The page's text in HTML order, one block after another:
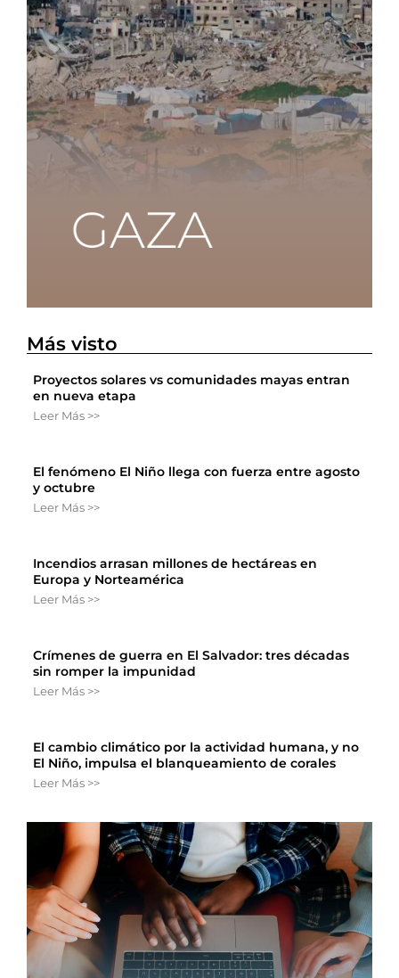
Más visto
Proyectos solares vs comunidades mayas entran
en nueva etapa
Leer Más >>
El fenómeno El Niño llega con fuerza entre agosto
y octubre
Leer Más >>
Incendios arrasan millones de hectáreas en
Europa y Norteamérica
Leer Más >>
Crímenes de guerra en El Salvador: tres décadas
sin romper la impunidad
Leer Más >>
El cambio climático por la actividad humana, y no
El Niño, impulsa el blanqueamiento de corales
Leer Más >>